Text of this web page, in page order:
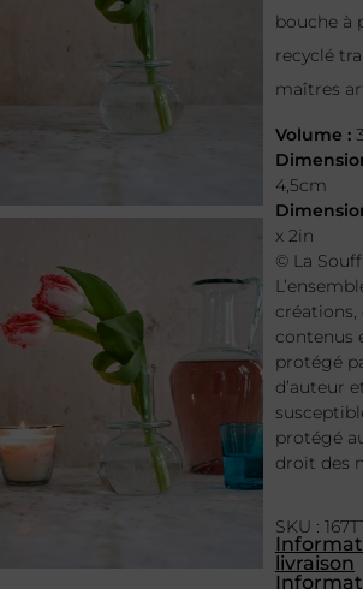
bouche à
recyclé
maîtres
Volume :
4,5cm
x 2in
© La
créations,
contenus
protégé
d’auteur
protégé
droit des
SKU :
livraison